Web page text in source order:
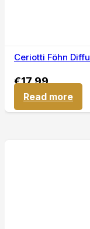
Ceriotti Föhn
€17,99
Read more